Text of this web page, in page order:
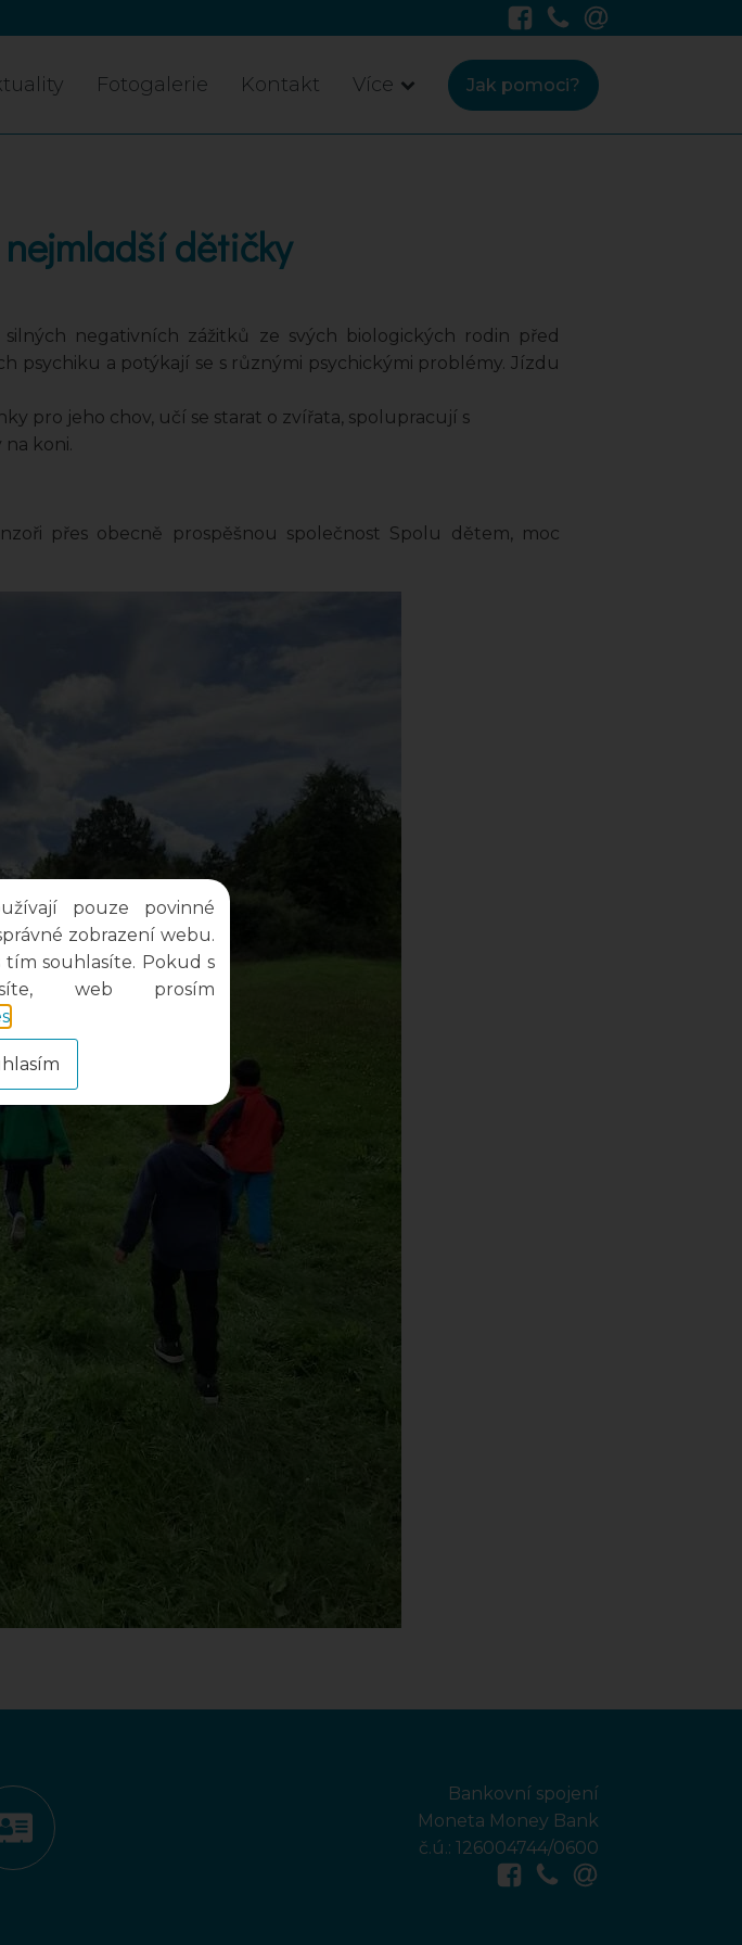
Fotogalerie Kontakt Více Jak pomoci?
dětičky
negativních zážitků ze svých biologických rodin před
psychiku a potýkají se s různými psychickými problémy. Jízdu
pro jeho chov, učí se starat o zvířata, spolupracují s
koni.
přes obecně prospěšnou společnost Spolu dětem, moc
Bankovní spojení
Moneta Money Bank
č.ú.: 126004744/0600
pouze povinné
zobrazení webu.
souhlasíte. Pokud s
web prosím